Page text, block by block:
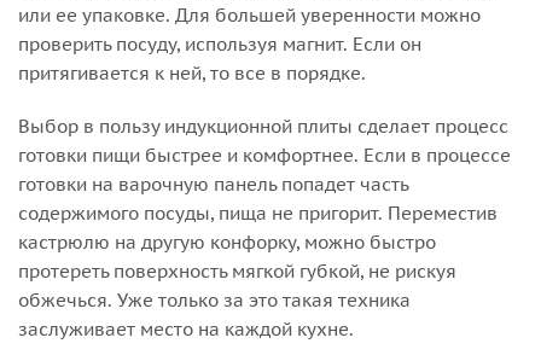
или ее упаковке. Для большей уверенности можно
проверить посуду, используя магнит. Если он
притягивается к ней, то все в порядке.
Выбор в пользу индукционной плиты сделает процесс
готовки пищи быстрее и комфортнее. Если в процессе
готовки на варочную панель попадет часть
содержимого посуды, пища не пригорит. Переместив
кастрюлю на другую конфорку, можно быстро
протереть поверхность мягкой губкой, не рискуя
обжечься. Уже только за это такая техника
заслуживает место на каждой кухне.